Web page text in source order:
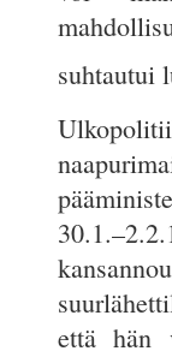
suhtautui
että hän